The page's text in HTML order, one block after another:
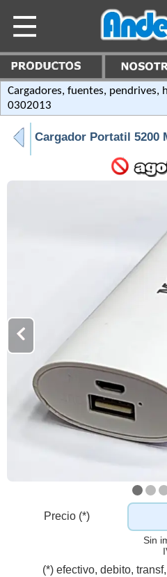
Cargadores, fuentes, pendrives,
0302013
Cargador Portatil 5200
Precio (*)
Sin
(*) efectivo, debito,